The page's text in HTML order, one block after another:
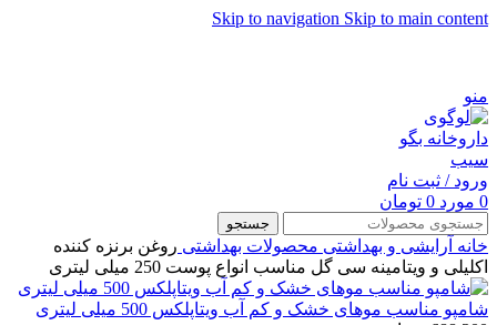
Skip to navigation Skip to main content
منو
ورود / ثبت نام
0 مورد 0 تومان
جستجو
خانه آرایشی و بهداشتی محصولات بهداشتی روغن برنزه کننده
اکلیلی و ویتامینه سی گل مناسب انواع پوست 250 میلی لیتری
شامپو مناسب موهای خشک و کم آب ویتاپلکس 500 میلی لیتری